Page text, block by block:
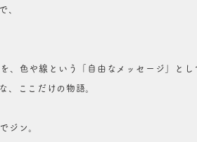
、
、色や線という「自由なメッセージ」と
、ここだけの物語。
ジン。